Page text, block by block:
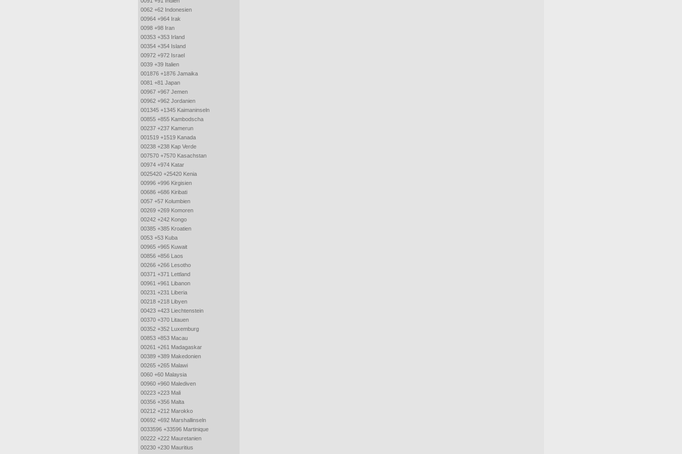
0062 +62 Indonesien
00964 +964 Irak
0098 +98 Iran
00353 +353 Irland
00354 +354 Island
00972 +972 Israel
0039 +39 Italien
001876 +1876 Jamaika
0081 +81 Japan
00967 +967 Jemen
00962 +962 Jordanien
001345 +1345 Kaimaninseln
00855 +855 Kambodscha
00237 +237 Kamerun
001519 +1519 Kanada
00238 +238 Kap Verde
007570 +7570 Kasachstan
00974 +974 Katar
0025420 +25420 Kenia
00996 +996 Kirgisien
00686 +686 Kiribati
0057 +57 Kolumbien
00269 +269 Komoren
00242 +242 Kongo
00385 +385 Kroatien
0053 +53 Kuba
00965 +965 Kuwait
00856 +856 Laos
00266 +266 Lesotho
00371 +371 Lettland
00961 +961 Libanon
00231 +231 Liberia
00218 +218 Libyen
00423 +423 Liechtenstein
00370 +370 Litauen
00352 +352 Luxemburg
00853 +853 Macau
00261 +261 Madagaskar
00389 +389 Makedonien
00265 +265 Malawi
0060 +60 Malaysia
00960 +960 Malediven
00223 +223 Mali
00356 +356 Malta
00212 +212 Marokko
00692 +692 Marshallinseln
0033596 +33596 Martinique
00222 +222 Mauretanien
00230 +230 Mauritius